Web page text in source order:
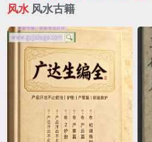
风水 风水古籍